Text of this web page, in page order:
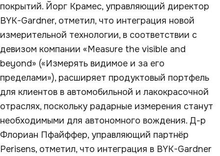
покрытий. Йорг Крамес, управляющий директор
BYK-Gardner, отметил, что интеграция новой
измерительной технологии, в соответствии с
девизом компании «Measure the visible and
beyond» («Измерять видимое и за его
пределами»), расширяет продуктовый портфель
для клиентов в автомобильной и лакокрасочной
отраслях, поскольку радарные измерения станут
необходимыми для автономного вождения. Д-р
Флориан Пфайффер, управляющий партнёр
Perisens, отметил, что интеграция в BYK-Gardner